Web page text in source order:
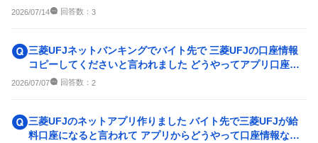
か？ 給与のために三菱...
2026/07/14 回答数： 3
三菱UFJネットバンキングでバイト先で 三菱UFJの口座情報
コピーしてくださいと言われました どうやってアプリ口座開
しましたが コピ...
2026/07/07 回答数： 2
三菱UFJのネットアプリ作りました バイト先で三菱UFJが給
料口座になると言われて アプリからどうやって口座情報など